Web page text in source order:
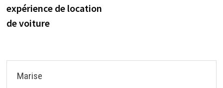
expérience de location
de voiture
Marise